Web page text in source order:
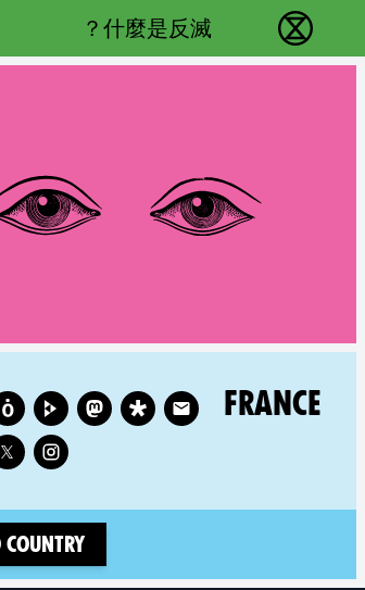
反抗滅絕 - Home
什麼是反滅？
COUNTRY GROUP:
FRANCE
Follow XR France on
country